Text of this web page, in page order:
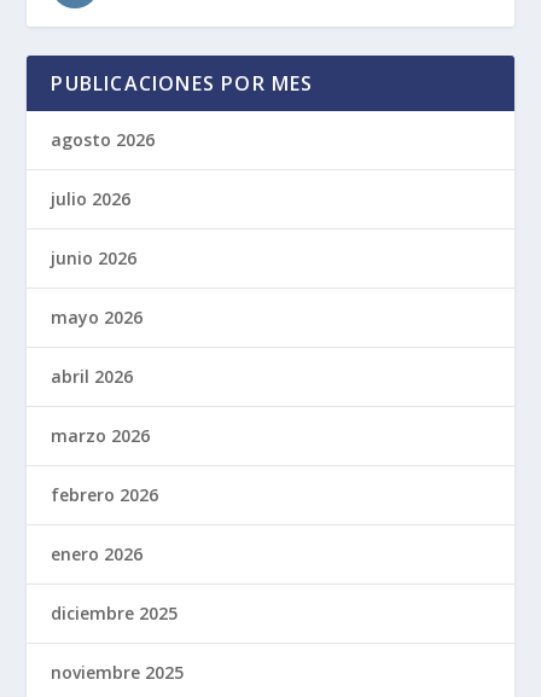
PUBLICACIONES POR MES
agosto 2026
julio 2026
junio 2026
mayo 2026
abril 2026
marzo 2026
febrero 2026
enero 2026
diciembre 2025
noviembre 2025